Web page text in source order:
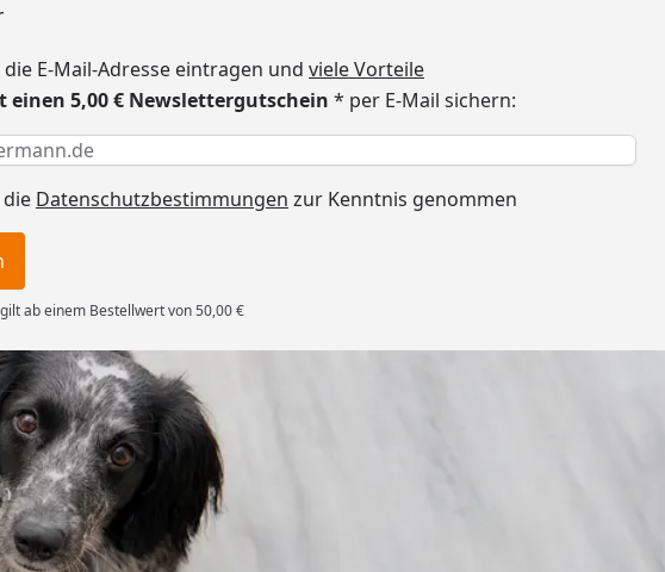
E-Mail-Adresse eintragen und viele Vorteile
einen 5,00 € Newslettergutschein * per E-Mail sichern:
erforderlich
Datenschutzbestimmungen zur Kenntnis genommen
ab einem Bestellwert von 50,00 €